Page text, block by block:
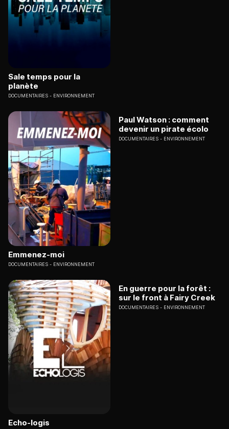
Sale temps pour la
planète
DOCUMENTAIRES ENVIRONNEMENT
Emmenez-moi
DOCUMENTAIRES ENVIRONNEMENT
Paul Watson : comment
devenir un pirate écolo
DOCUMENTAIRES ENVIRONNEMENT
Echo-logis
En guerre pour la forêt :
sur le front à Fairy Creek
DOCUMENTAIRES ENVIRONNEMENT